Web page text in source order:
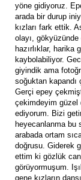
yöne gidiyoruz.
arada bir durup
kızları fark ettik.
olayı, gökyüzünde
hazırlıklar, harika
kaybolabiliyor.
giyindik ama
soğuktan kapandı
Gerçi epey
çekimdeyim güzel
ediyorum. Bizi
heyecanlanma bu
arabada ortam
doğrusu. Giderek
ettim ki gözlük
görüyormuşum.
gene kızların